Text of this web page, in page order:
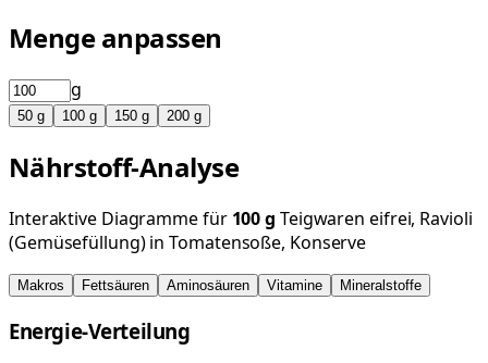
Menge anpassen
g
50 g 100 g 150 g 200 g
Nährstoff-Analyse
Interaktive Diagramme für 100g Teigwaren eifrei, Ravioli
(Gemüsefüllung) in Tomatensoße, Konserve
Makros Fettsäuren Aminosäuren Vitamine Mineralstoffe
Energie-Verteilung